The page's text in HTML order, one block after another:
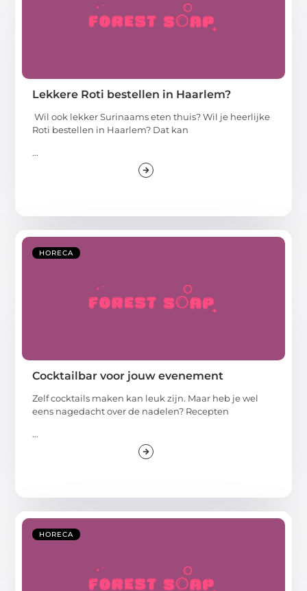
Lekkere Roti bestellen in Haarlem?
Wil ook lekker Surinaams eten thuis? Wil je heerlijke
Roti bestellen in Haarlem? Dat kan
...
HORECA
Cocktailbar voor jouw evenement
Zelf cocktails maken kan leuk zijn. Maar heb je wel
eens nagedacht over de nadelen? Recepten
...
HORECA